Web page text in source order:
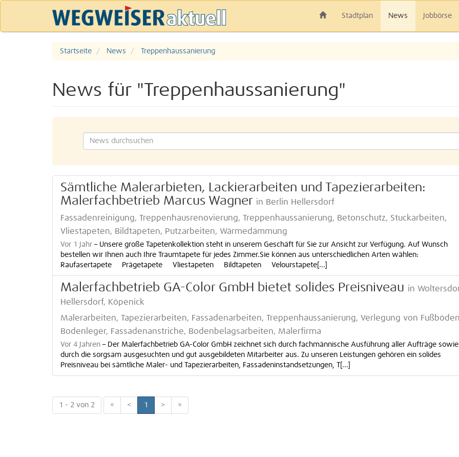
Stadtplan News Jobbörse
Startseite News Treppenhaussanierung
News für "Treppenhaussanierung"
Sämtliche Malerarbieten, Lackierarbeiten und Tapezierarbeiten:
Malerfachbetrieb Marcus Wagner in Berlin Hellersdorf
Fassadenreinigung, Treppenhausrenovierung, Treppenhaussanierung, Betonschutz, Stuckarbeiten,
Vliestapeten, Bildtapeten, Putzarbeiten, Wärmedämmung
Vor 1 Jahr – Unsere große Tapetenkollektion steht in unserem Geschäft für Sie zur Ansicht zur Verfügung. Auf Wunsch
bestellen wir Ihnen auch Ihre Traumtapete für jedes Zimmer.Sie können aus unterschiedlichen Arten wählen:
Raufasertapete Prägetapete Vliestapeten Bildtapeten Velourstapete[...]
Malerfachbetrieb GA-Color GmbH bietet solides Preisniveau in
Hellersdorf, Köpenick
Malerarbeiten, Tapezierarbeiten, Fassadenarbeiten, Treppenhaussanierung, Verlegung von
Bodenleger, Fassadenanstriche, Bodenbelagsarbeiten, Malerfirma
Vor 4 Jahren – Der Malerfachbetrieb GA-Color GmbH zeichnet sich durch fachmännische Ausführung aller Aufträge sowie
durch die sorgsam ausgesuchten und gut ausgebildeten Mitarbeiter aus. Zu unseren Leistungen gehören ein solides
Preisniveau bei sämtliche Maler- und Tapezierarbeiten, Fassadeninstandsetzungen, T[...]
1 - 2 von 2 « < 1 > »